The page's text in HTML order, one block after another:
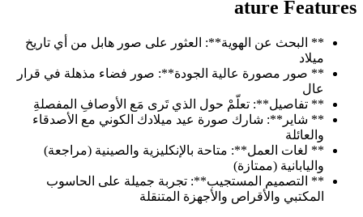
ature Features
** البحث عن الهوية**: العثور على صور هابل من أي تاريخ
ميلاد
** صور مصورة عالية الجودة**: صور فضاء مذهلة في قرار
عال
** تفاصيل**: تعلّمْ حول الذي تَرى مَع الأوصافِ المفصلةِ
** شاير**: شارك صورة عيد ميلادك الكوني مع الأصدقاء
والعائلة
** لغات العمل**: متاحة بالإنكليزية والصينية (مراجعة)
واليابانية (ممتازة)
** التصميم المستجيب**: تجربة جميلة على الحاسوب
المكتبي والأقراص والأجهزة المتنقلة